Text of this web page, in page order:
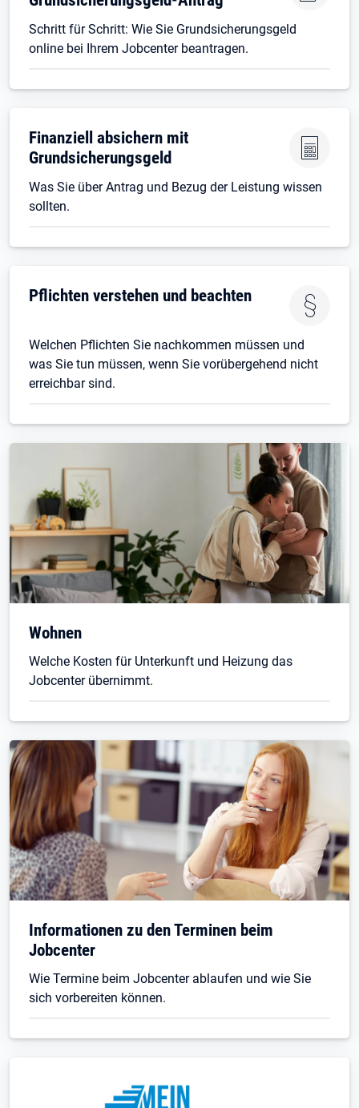
Schritt für Schritt: Wie Sie Grundsicherungsgeld
online bei Ihrem Jobcenter beantragen.
Finanziell absichern mit
Grundsicherungsgeld
Was Sie über Antrag und Bezug der Leistung wissen
sollten.
Pflichten verstehen und beachten
Welchen Pflichten Sie nachkommen müssen und
was Sie tun müssen, wenn Sie vorübergehend nicht
erreichbar sind.
Wohnen
Welche Kosten für Unterkunft und Heizung das
Jobcenter übernimmt.
Informationen zu den Terminen beim
Jobcenter
Wie Termine beim Jobcenter ablaufen und wie Sie
sich vorbereiten können.